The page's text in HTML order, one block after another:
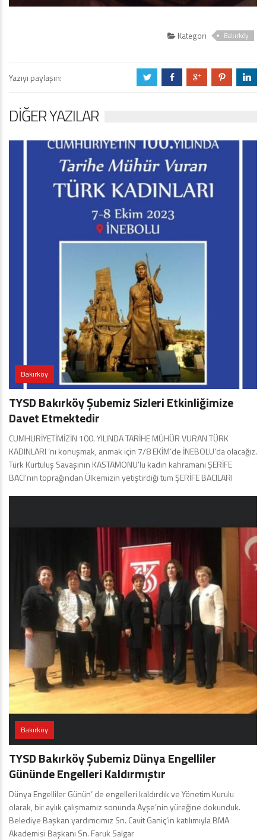
Kategori Bakırköy
Yazıyı paylaşın: a b c d j
DIĞER YAZILAR
Bakırköy
TYSD Bakırköy Şubemiz Sizleri Etkinliğimize
Davet Etmektedir
CUMHURİYETİMİZİN 100. YILINDA TARİHE MÜHÜR VURAN TÜRK
KADINLARI ‘nı konuşmak, anmak için 7/8 EKİM’de İNEBOLU’da olacağız.
Türk Kurtuluş Savaşının KASTAMONU’lu kadın kahramanı ŞERİFE
BACI’nın toprağından Ülkemizin yetiştirdiği tüm ŞERİFE BACILARI
Bakırköy
TYSD Bakırköy Şubemiz Dünya Engelliler
Gününde Engelleri Kaldırmıştır
Dünya Engelliler Günün’ de engelleri kaldırdık ve Yönetim Kurulu
olarak, bir aylık çalışmamız sonunda Ayşe’nin yüreğine dokunduk.
Belediye Başkan yardımcımız Sn. Cavit Ganiç’in katılımıyla BMA
Akademisi Başkanı Sn. Faruk Salgar